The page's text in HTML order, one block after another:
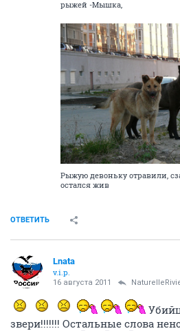
рыжей -Мышка,
Рыжую девоньку отравили,
остался жив
ОТВЕТИТЬ
Lnata
v.i.p.
16 августа 2011
звери!!!!!!! Остальные слова